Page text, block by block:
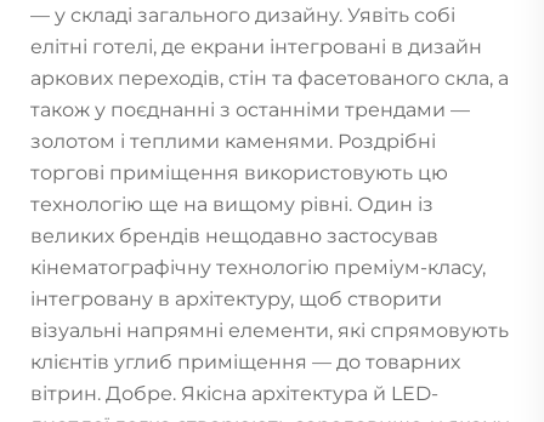
— у складі загального дизайну. Уявіть собі
елітні готелі, де екрани інтегровані в дизайн
аркових переходів, стін та фасетованого скла, а
також у поєднанні з останніми трендами —
золотом і теплими каменями. Роздрібні
торгові приміщення використовують цю
технологію ще на вищому рівні. Один із
великих брендів нещодавно застосував
кінематографічну технологію преміум-класу,
інтегровану в архітектуру, щоб створити
візуальні напрямні елементи, які спрямовують
клієнтів углиб приміщення — до товарних
вітрин. Добре. Якісна архітектура й LED-